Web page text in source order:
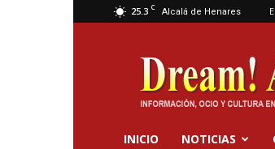
25.3 C Alcalá de Henares
Dream
Alcalá
INICIO NOTICIAS